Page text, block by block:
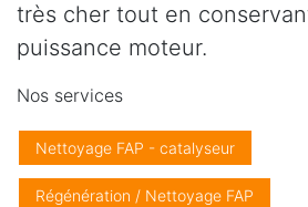
très cher tout en
puissance moteur.
Nos services
Nettoyage FAP - catalyseur
Régénération / Nettoyage FAP